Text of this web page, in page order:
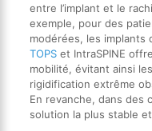
entre l’implant et le
exemple, pour des
modérées, les implants
TOPSet IntraSPINE
mobilité, évitant ainsi
rigidification extrême
En revanche, dans des
solution la plus stable